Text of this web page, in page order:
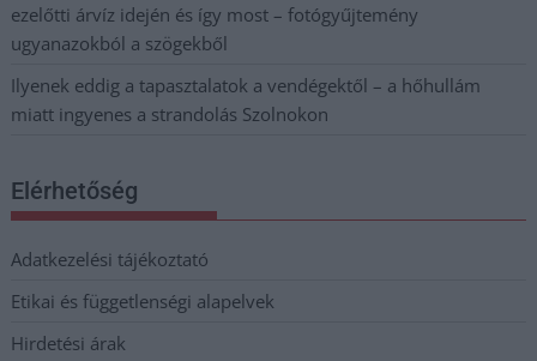
ezelőtti árvíz idején és így most – fotógyűjtemény
ugyanazokból a szögekből
Ilyenek eddig a tapasztalatok a vendégektől – a hőhullám
miatt ingyenes a strandolás Szolnokon
Elérhetőség
Adatkezelési tájékoztató
Etikai és függetlenségi alapelvek
Hirdetési árak